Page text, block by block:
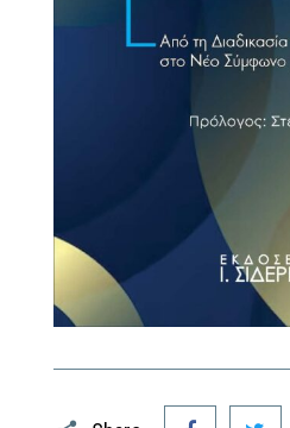
Facebook